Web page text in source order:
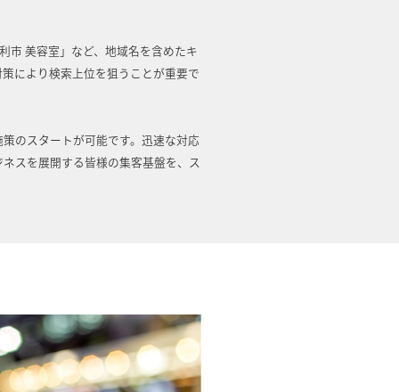
市 美容室」など、地域名を含めたキ
により検索上位を狙うことが重要で
のスタートが可能です。迅速な対応
スを展開する皆様の集客基盤を、ス